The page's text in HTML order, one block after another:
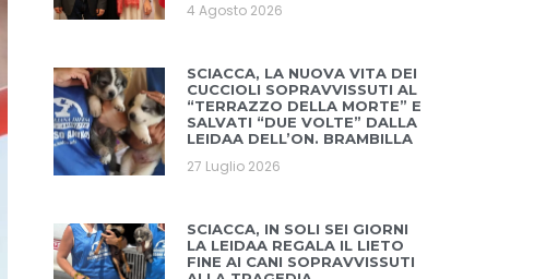
4 Agosto 2026
SCIACCA, LA NUOVA VITA DEI
CUCCIOLI SOPRAVVISSUTI AL
“TERRAZZO DELLA MORTE” E
SALVATI “DUE VOLTE” DALLA
LEIDAA DELL’ON. BRAMBILLA
27 Luglio 2026
SCIACCA, IN SOLI SEI GIORNI
LA LEIDAA REGALA IL LIETO
FINE AI CANI SOPRAVVISSUTI